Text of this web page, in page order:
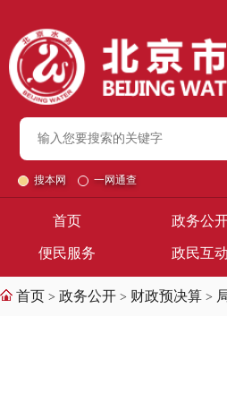
搜本网 一网通查
首页 政务公
便民服务 政民互动
首页 > 政务公开 > 财政预决算 >